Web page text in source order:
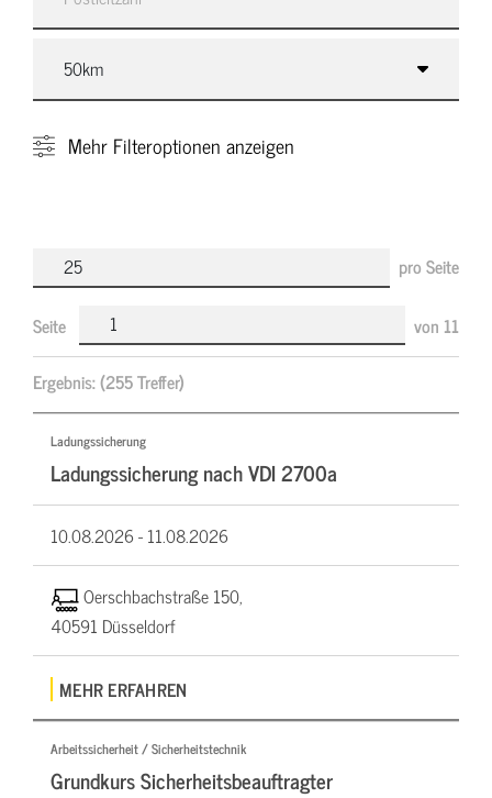
Mehr Filteroptionen anzeigen
pro Seite
Seite von 11
Ergebnis:(255 Treffer)
Ladungssicherung
Ladungssicherung nach VDI 2700a
10.08.2026 -11.08.2026
Oerschbachstraße 150,
40591 Düsseldorf
MEHR ERFAHREN
Arbeitssicherheit / Sicherheitstechnik
Grundkurs Sicherheitsbeauftragter